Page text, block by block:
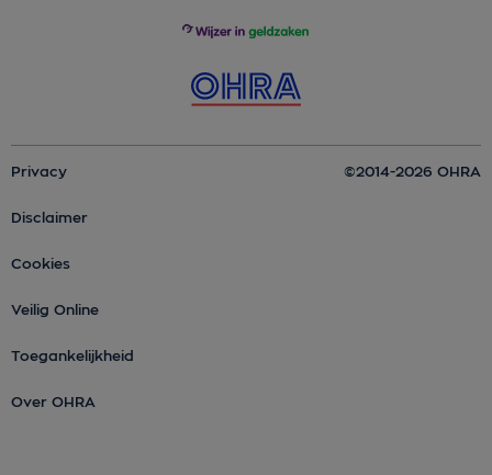
Privacy
Disclaimer
Cookies
Veilig Online
Toegankelijkheid
Over OHRA
©2014-2026 OHRA